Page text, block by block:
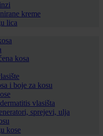
kreme
lica
kosa
i boje za kosu
vlasišta
sprejevi, ulja
kose